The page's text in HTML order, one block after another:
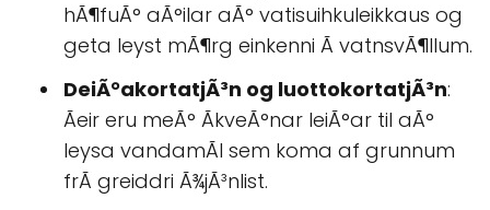
hÃ¶fuÃ° aÃ°ilar aÃ° vatisuihkuleikkaus og
geta leyst mÃ¶rg einkenni Ã vatnsvÃ¶llum.
DeiÃ°akortatjÃ³n og luottokortatjÃ³n:
Ãeir eru meÃ° ÃkveÃ°nar leiÃ°ar til aÃ°
leysa vandamÃl sem koma af grunnum
frÃ greiddri Ã¾jÃ³nlist.